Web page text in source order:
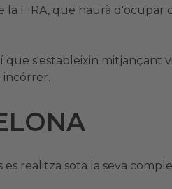
FIRA, que haurà
s'estableixin mitjançant
incórrer.
realitza sota la seva